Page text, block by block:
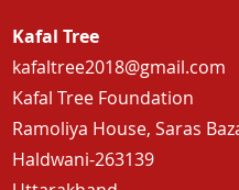
Kafal Tree
kafaltree2018@gmail.com
Kafal Tree Foundation
Ramoliya House, Saras
Haldwani-263139